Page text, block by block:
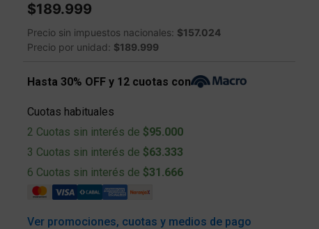
$189.999
Precio sin impuestos nacionales: $157.024
Precio por unidad: $189.999
Hasta 30% OFF y 12 cuotas con
Cuotas habituales
2 Cuotas sin interés de $95.000
3 Cuotas sin interés de $63.333
6 Cuotas sin interés de $31.666
Ver promociones, cuotas y medios de pago